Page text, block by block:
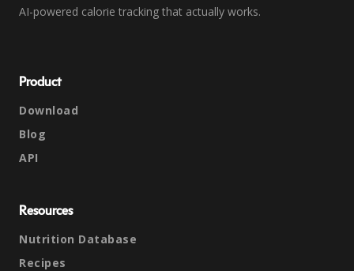
AI-powered calorie tracking that actually works.
Product
Download
Blog
API
Resources
Nutrition Database
Recipes